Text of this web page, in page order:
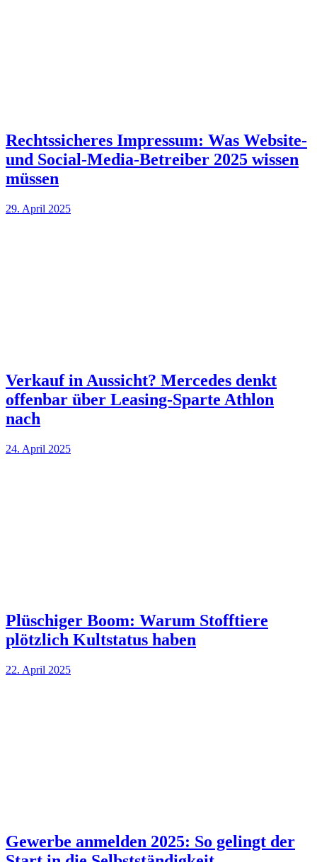
Rechtssicheres Impressum: Was Website-
und Social-Media-Betreiber 2025 wissen
müssen
29. April 2025
Verkauf in Aussicht? Mercedes denkt
offenbar über Leasing-Sparte Athlon
nach
24. April 2025
Plüschiger Boom: Warum Stofftiere
plötzlich Kultstatus haben
22. April 2025
Gewerbe anmelden 2025: So gelingt der